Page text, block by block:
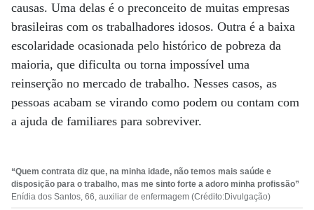
causas. Uma delas é o preconceito de muitas empresas
brasileiras com os trabalhadores idosos. Outra é a baixa
escolaridade ocasionada pelo histórico de pobreza da
maioria, que dificulta ou torna impossível uma
reinserção no mercado de trabalho. Nesses casos, as
pessoas acabam se virando como podem ou contam com
a ajuda de familiares para sobreviver.
“Quem contrata diz que, na minha idade, não temos mais saúde e
disposição para o trabalho, mas me sinto forte a adoro minha profissão”
Enídia dos Santos, 66, auxiliar de enfermagem (Crédito:Divulgação)